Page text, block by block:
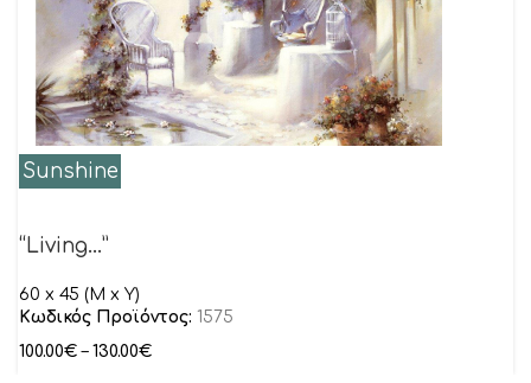
Sunshine
“Living…”
60 x 45 (M x Y)
Κωδικός Προϊόντος: 1575
100.00€ – 130.00€